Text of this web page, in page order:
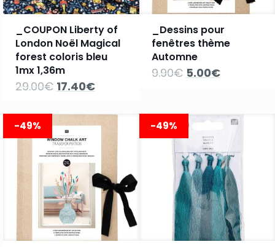
_COUPON Liberty of
London Noël Magical
forest coloris bleu
1mx 1,36m
29.00€ Le
était :
29.00€.
17.40€Le
est :
_Dessins pour
fenêtres thème
Automne
9.90€ Le
9.90€.
5.00€Le
5.00€.
-49% -49%